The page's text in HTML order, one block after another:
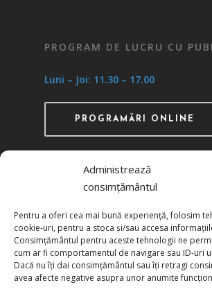
Administrează
consimțământul
Pentru a oferi cea mai bună experiență, folosim
cookie-uri, pentru a stoca și/sau accesa
Consimțământul pentru aceste tehnologii ne
cum ar fi comportamentul de navigare sau ID-uri
Dacă nu îți dai consimțământul sau îți retragi
avea afecte negative asupra unor anumite
PROGRAM DE LUCRU CU
Luni – Joi: 11.30 – 17.00
PROGRAMĂRI ONLINE
prin HG 1242/29.11.2000 publicată
634/06.12.2000
Politica de confidențialitate
Politica de cookies